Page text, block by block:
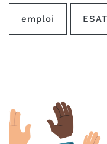
emploi ESAT